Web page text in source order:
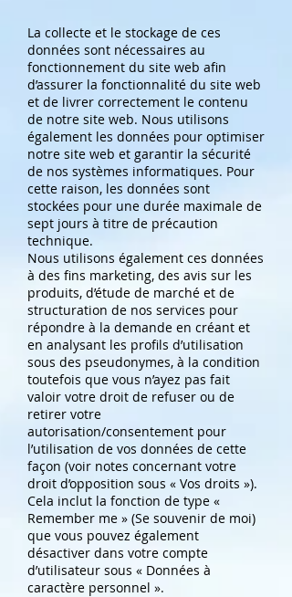
La collecte et le stockage de ces
données sont nécessaires au
fonctionnement du site web afin
d’assurer la fonctionnalité du site web
et de livrer correctement le contenu
de notre site web. Nous utilisons
également les données pour optimiser
notre site web et garantir la sécurité
de nos systèmes informatiques. Pour
cette raison, les données sont
stockées pour une durée maximale de
sept jours à titre de précaution
technique.
Nous utilisons également ces données
à des fins marketing, des avis sur les
produits, d’étude de marché et de
structuration de nos services pour
répondre à la demande en créant et
en analysant les profils d’utilisation
sous des pseudonymes, à la condition
toutefois que vous n’ayez pas fait
valoir votre droit de refuser ou de
retirer votre
autorisation/consentement pour
l’utilisation de vos données de cette
façon (voir notes concernant votre
droit d’opposition sous « Vos droits »).
Cela inclut la fonction de type «
Remember me » (Se souvenir de moi)
que vous pouvez également
désactiver dans votre compte
d’utilisateur sous « Données à
caractère personnel ».